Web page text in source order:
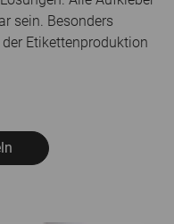
sein. Besonders
Etikettenproduktion